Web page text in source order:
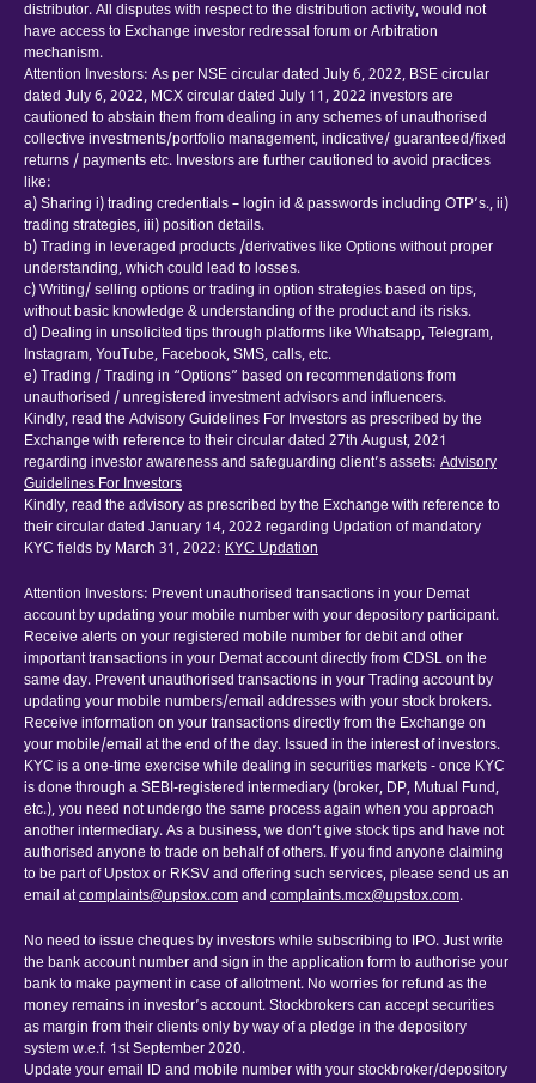
distributor. All disputes with respect to the distribution activity, would not
have access to Exchange investor redressal forum or Arbitration
mechanism.
Attention Investors: As per NSE circular dated July 6, 2022, BSE circular
dated July 6, 2022, MCX circular dated July 11, 2022 investors are
cautioned to abstain them from dealing in any schemes of unauthorised
collective investments/portfolio management, indicative/ guaranteed/fixed
returns / payments etc. Investors are further cautioned to avoid practices
like:
a) Sharing i) trading credentials – login id & passwords including OTP’s., ii)
trading strategies, iii) position details.
b) Trading in leveraged products /derivatives like Options without proper
understanding, which could lead to losses.
c) Writing/ selling options or trading in option strategies based on tips,
without basic knowledge & understanding of the product and its risks.
d) Dealing in unsolicited tips through platforms like Whatsapp, Telegram,
Instagram, YouTube, Facebook, SMS, calls, etc.
e) Trading / Trading in “Options” based on recommendations from
unauthorised / unregistered investment advisors and influencers.
Kindly, read the Advisory Guidelines For Investors as prescribed by the
Exchange with reference to their circular dated 27th August, 2021
regarding investor awareness and safeguarding client’s assets: Advisory
Guidelines For Investors
Kindly, read the advisory as prescribed by the Exchange with reference to
their circular dated January 14, 2022 regarding Updation of mandatory
KYC fields by March 31, 2022: KYC Updation
Attention Investors: Prevent unauthorised transactions in your Demat
account by updating your mobile number with your depository participant.
Receive alerts on your registered mobile number for debit and other
important transactions in your Demat account directly from CDSL on the
same day. Prevent unauthorised transactions in your Trading account by
updating your mobile numbers/email addresses with your stock brokers.
Receive information on your transactions directly from the Exchange on
your mobile/email at the end of the day. Issued in the interest of investors.
KYC is a one-time exercise while dealing in securities markets - once KYC
is done through a SEBI-registered intermediary (broker, DP, Mutual Fund,
etc.), you need not undergo the same process again when you approach
another intermediary. As a business, we don’t give stock tips and have not
authorised anyone to trade on behalf of others. If you find anyone claiming
to be part of Upstox or RKSV and offering such services, please send us an
email atcomplaints@upstox.comand complaints.mcx@upstox.com.
No need to issue cheques by investors while subscribing to IPO. Just write
the bank account number and sign in the application form to authorise your
bank to make payment in case of allotment. No worries for refund as the
money remains in investor’s account. Stockbrokers can accept securities
as margin from their clients only by way of a pledge in the depository
system w.e.f. 1st September 2020.
Update your email ID and mobile number with your stockbroker/depository